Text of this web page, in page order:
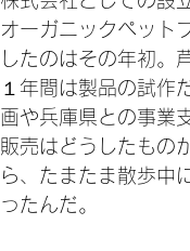
オーガニックペット
したのはその年初。
１年間は製品の試作
画や兵庫県との事業
販売はどうしたもの
ら、たまたま散歩中
ったんだ。